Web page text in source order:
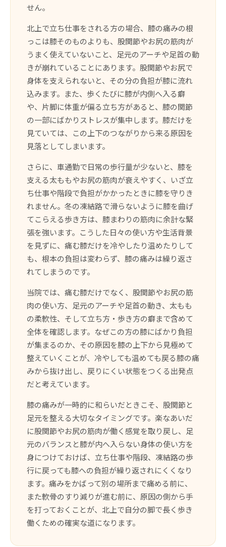
せん。
北上で立ち仕事をされる方の場合、膝の痛みの根
っこは膝そのものよりも、股関節やお尻の筋肉が
うまく使えていないこと、足元のアーチや足首の動
きが崩れていることにあります。股関節やお尻で
身体を支えられないと、その分の負担が膝に流れ
込みます。また、歩くたびに膝が内側へ入る癖
や、片脚に体重が偏る立ち方があると、膝の関節
の一部にばかりストレスが集中します。膝だけを
見ていては、この上下のつながりから来る原因を
見落としてしまいます。
さらに、車通勤で日常の歩行量が少ないと、膝を
支える太ももやお尻の筋肉が衰えやすく、いざ立
ち仕事や階段で負担がかかったときに膝を守りき
れません。冬の凍結路で滑らないように膝を曲げ
てこらえる歩き方は、膝まわりの筋肉に余計な緊
張を強います。こうした日々の使い方や生活背景
を見ずに、痛む膝だけを冷やしたり温めたりして
も、根本の負担は変わらず、膝の痛みは繰り返さ
れてしまうのです。
当院では、痛む膝だけでなく、股関節やお尻の筋
肉の使い方、足元のアーチや足首の動き、太もも
の柔軟性、そして立ち方・歩き方の癖まで含めて
全体を確認します。なぜこの方の膝にばかり負担
が集まるのか、その原因を膝の上下から見極めて
整えていくことが、冷やしても温めても戻る膝の痛
みから抜け出し、戻りにくい状態をつくる出発点
だと考えています。
膝の痛みが一時的に和らいだときこそ、股関節と
足元を整える大切なタイミングです。楽なあいだ
に股関節やお尻の筋肉が働く感覚を取り戻し、足
元のバランスと膝が内へ入らない身体の使い方を
身につけておけば、立ち仕事や階段、凍結路の歩
行に戻っても膝への負担が繰り返されにくくなり
ます。痛みをかばって別の場所まで痛める前に、
また軟骨のすり減りが進む前に、原因の側から手
を打っておくことが、北上で自分の脚で長く歩き
働くための確実な道になります。